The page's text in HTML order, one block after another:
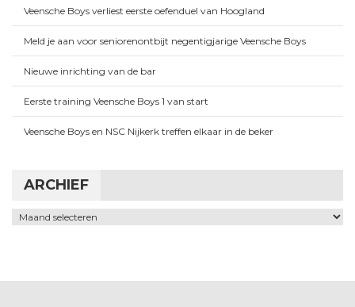
Veensche Boys verliest eerste oefenduel van Hoogland
Meld je aan voor seniorenontbijt negentigjarige Veensche Boys
Nieuwe inrichting van de bar
Eerste training Veensche Boys 1 van start
Veensche Boys en NSC Nijkerk treffen elkaar in de beker
ARCHIEF
Archief